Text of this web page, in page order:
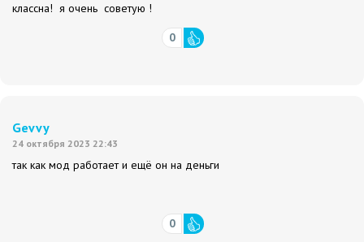
классна! я очень советую !
0
Gevvy
24 октября 2023 22:43
так как мод работает и ещё он на деньги
0